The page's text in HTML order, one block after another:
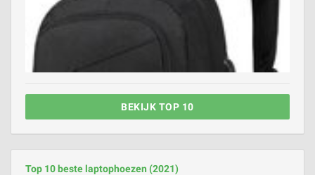
BEKIJK TOP 10
Top 10 beste laptophoezen (2021)